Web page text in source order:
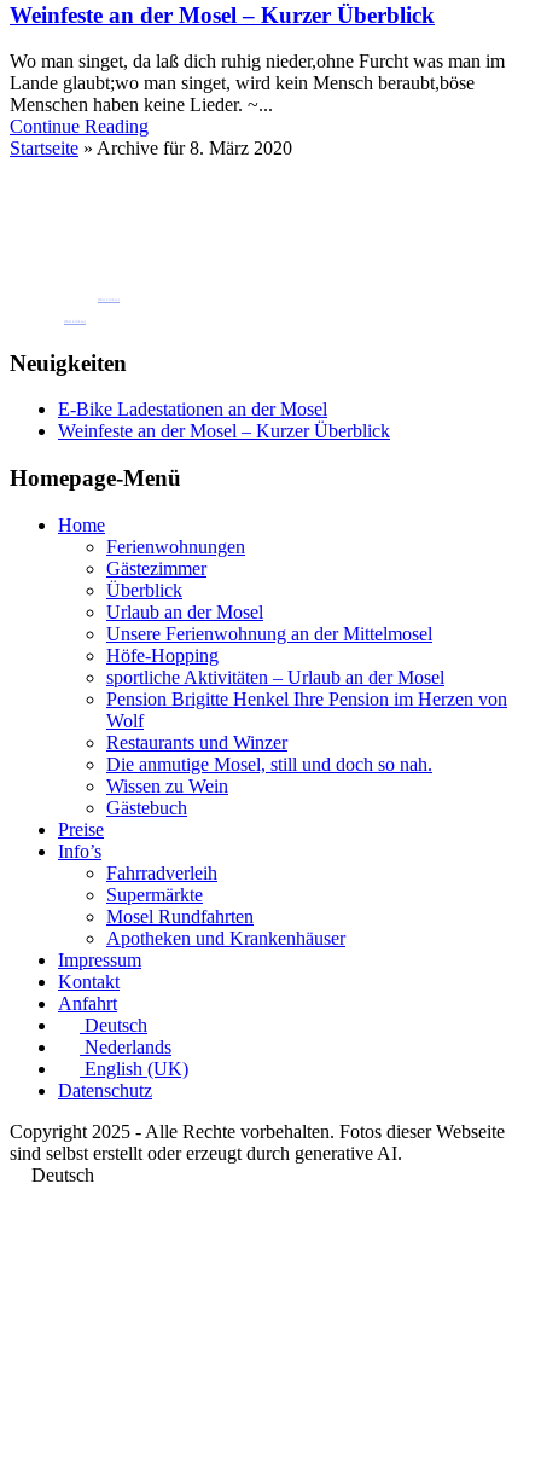
Weinfeste an der Mosel – Kurzer Überblick
Wo man singet, da laß dich ruhig nieder,ohne Furcht was man im
Lande glaubt;wo man singet, wird kein Mensch beraubt,böse
Menschen haben keine Lieder. ~...
Continue Reading
Startseite » Archive für 8. März 2020
Neuigkeiten
E-Bike Ladestationen an der Mosel
Weinfeste an der Mosel – Kurzer Überblick
Homepage-Menü
Home
Ferienwohnungen
Gästezimmer
Überblick
Urlaub an der Mosel
Unsere Ferienwohnung an der Mittelmosel
Höfe-Hopping
sportliche Aktivitäten – Urlaub an der Mosel
Pension Brigitte Henkel Ihre Pension im Herzen von
Wolf
Restaurants und Winzer
Die anmutige Mosel, still und doch so nah.
Wissen zu Wein
Gästebuch
Preise
Info’s
Fahrradverleih
Supermärkte
Mosel Rundfahrten
Apotheken und Krankenhäuser
Impressum
Kontakt
Anfahrt
Deutsch
Nederlands
English (UK)
Datenschutz
Copyright 2025 - Alle Rechte vorbehalten. Fotos dieser Webseite
sind selbst erstellt oder erzeugt durch generative AI.
Deutsch